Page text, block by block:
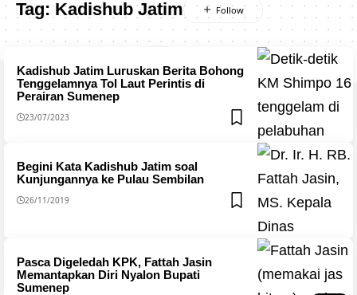
Tag:Kadishub Jatim
Kadishub Jatim Luruskan Berita Bohong
Tenggelamnya Tol Laut Perintis di
Perairan Sumenep
23/07/2023
Begini Kata Kadishub Jatim soal
Kunjungannya ke Pulau Sembilan
26/11/2019
Pasca Digeledah KPK, Fattah Jasin
Memantapkan Diri Nyalon Bupati
Sumenep